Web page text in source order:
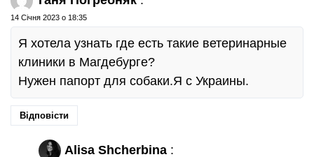
14 Січня 2023 о 18:35
Я хотела узнать где есть такие ветеринарные
клиники в Магдебурге?
Нужен папорт для собаки.Я с Украины.
Відповісти
Alisa Shcherbina :